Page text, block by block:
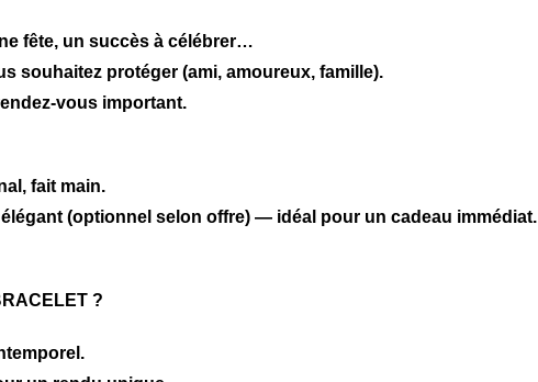
fête, un succès à célébrer…
souhaitez protéger (ami, amoureux, famille).
vous important.
fait main.
(optionnel selon offre) — idéal pour un cadeau immédiat.
?